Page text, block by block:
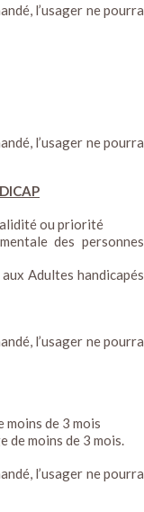
l’usager ne pourra
l’usager ne pourra
ou priorité
des personnes
Adultes handicapés
l’usager ne pourra
de 3 mois
moins de 3 mois.
l’usager ne pourra